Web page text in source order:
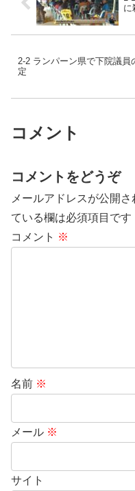
に
2-2 ランパーン県で下院議員
定
コメント
コメントをどうぞ
メールアドレスが公開さ
ている欄は必須項目です
コメント ※
名前 ※
メール ※
サイト